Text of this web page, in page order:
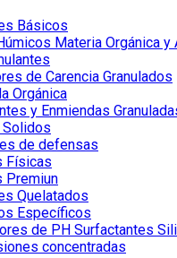
Básicos
Materia Orgánica
de Carencia Granulados
Orgánica
y Enmiendas
de defensas
Físicas
Premiun
Quelatados
Específicos
de PH Surfactantes
concentradas